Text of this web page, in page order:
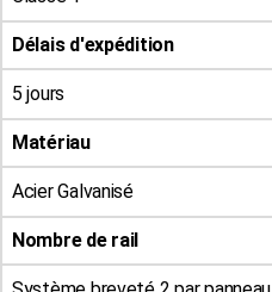
Délais d'expédition
5 jours
Matériau
Acier Galvanisé
Nombre de rail